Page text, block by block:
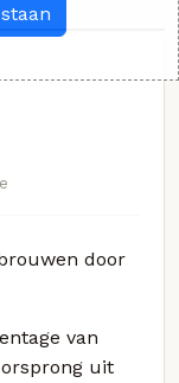
door
van
uit